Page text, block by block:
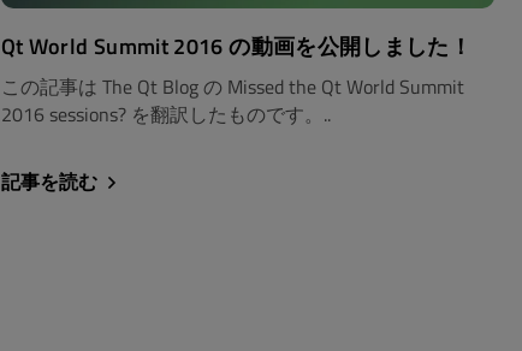
Qt World Summit 2016 の動画を公開しました！
この記事は The Qt Blog の Missed the Qt World Summit
2016 sessions? を翻訳したものです。..
記事を読む